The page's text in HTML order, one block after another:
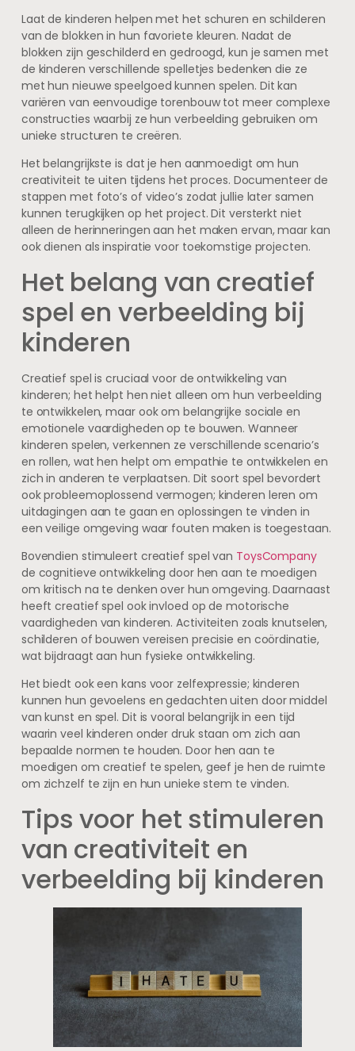
Laat de kinderen helpen met het schuren en schilderen
van de blokken in hun favoriete kleuren. Nadat de
blokken zijn geschilderd en gedroogd, kun je samen met
de kinderen verschillende spelletjes bedenken die ze
met hun nieuwe speelgoed kunnen spelen. Dit kan
variëren van eenvoudige torenbouw tot meer complexe
constructies waarbij ze hun verbeelding gebruiken om
unieke structuren te creëren.
Het belangrijkste is dat je hen aanmoedigt om hun
creativiteit te uiten tijdens het proces. Documenteer de
stappen met foto’s of video’s zodat jullie later samen
kunnen terugkijken op het project. Dit versterkt niet
alleen de herinneringen aan het maken ervan, maar kan
ook dienen als inspiratie voor toekomstige projecten.
Het belang van creatief
spel en verbeelding bij
kinderen
Creatief spel is cruciaal voor de ontwikkeling van
kinderen; het helpt hen niet alleen om hun verbeelding
te ontwikkelen, maar ook om belangrijke sociale en
emotionele vaardigheden op te bouwen. Wanneer
kinderen spelen, verkennen ze verschillende scenario’s
en rollen, wat hen helpt om empathie te ontwikkelen en
zich in anderen te verplaatsen. Dit soort spel bevordert
ook probleemoplossend vermogen; kinderen leren om
uitdagingen aan te gaan en oplossingen te vinden in
een veilige omgeving waar fouten maken is toegestaan.
Bovendien stimuleert creatief spel van ToysCompany
de cognitieve ontwikkeling door hen aan te moedigen
om kritisch na te denken over hun omgeving. Daarnaast
heeft creatief spel ook invloed op de motorische
vaardigheden van kinderen. Activiteiten zoals knutselen,
schilderen of bouwen vereisen precisie en coördinatie,
wat bijdraagt aan hun fysieke ontwikkeling.
Het biedt ook een kans voor zelfexpressie; kinderen
kunnen hun gevoelens en gedachten uiten door middel
van kunst en spel. Dit is vooral belangrijk in een tijd
waarin veel kinderen onder druk staan om zich aan
bepaalde normen te houden. Door hen aan te
moedigen om creatief te spelen, geef je hen de ruimte
om zichzelf te zijn en hun unieke stem te vinden.
Tips voor het stimuleren
van creativiteit en
verbeelding bij kinderen